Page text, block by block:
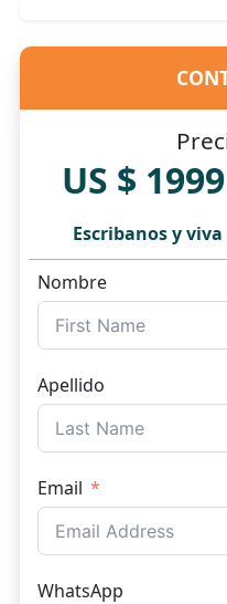
US $ 1999
Escribanos y
Nombre
Apellido
Email
WhatsApp